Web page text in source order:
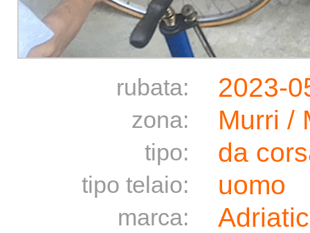
rubata: 2023-
zona: Murri /
tipo: da
tipo telaio: uomo
marca: